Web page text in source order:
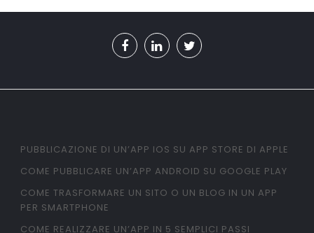
PUBBLICAZIONE DI UN’APP IOS SU APP STORE DI APPLE
COME PUBBLICARE UN’APP ANDROID SU GOOGLE PLAY
COME TRASFORMARE UN SITO O UN BLOG IN UN APP
PER SMARTPHONE
COME REALIZZARE UN’APP IN 5 SEMPLICI PASSI